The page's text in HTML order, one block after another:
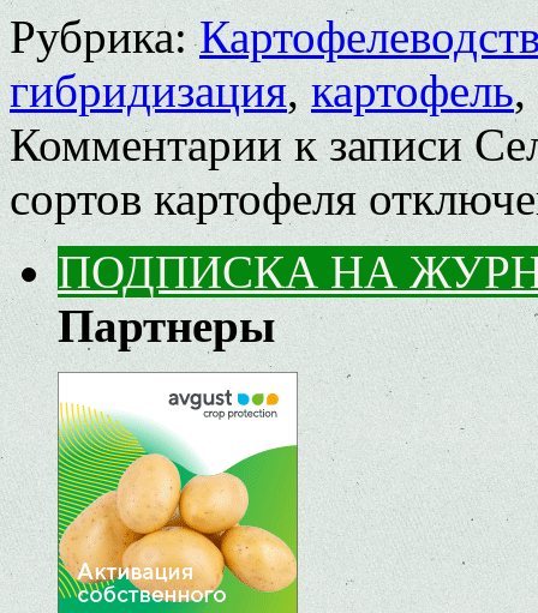
Рубрика:
гибридизация,картофель,
Комментариик записи
сортов картофеля
ПОДПИСКА НА
Партнеры